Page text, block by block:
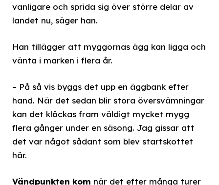
vanligare och sprida sig över större delar av
landet nu, säger han.
Han tillägger att myggornas ägg kan ligga och
vänta i marken i flera år.
– På så vis byggs det upp en äggbank efter
hand. När det sedan blir stora översvämningar
kan det kläckas fram väldigt mycket mygg
flera gånger under en säsong. Jag gissar att
det var något sådant som blev startskottet
här.
Vändpunkten kom när det efter många turer